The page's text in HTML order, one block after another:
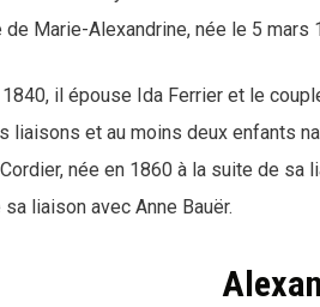
de Marie-Alexandrine, née le 5
1840, il épouse Ida Ferrier et le
liaisons et au moins deux enfants
née en 1860 à la suite de sa
liaison avec Anne Bauër.